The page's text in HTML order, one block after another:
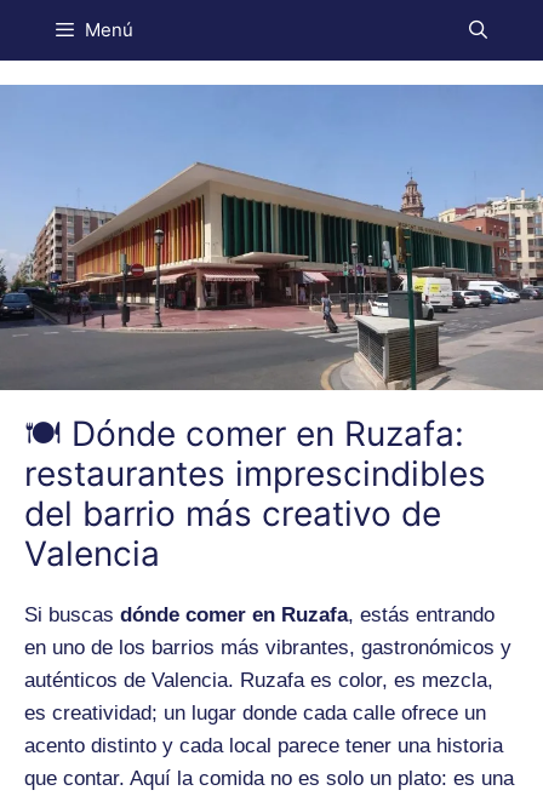
Menú
🍽️ Dónde comer en Ruzafa:
restaurantes imprescindibles
del barrio más creativo de
Valencia
Si buscas dónde comer en Ruzafa, estás entrando
en uno de los barrios más vibrantes, gastronómicos y
auténticos de Valencia. Ruzafa es color, es mezcla,
es creatividad; un lugar donde cada calle ofrece un
acento distinto y cada local parece tener una historia
que contar. Aquí la comida no es solo un plato: es una